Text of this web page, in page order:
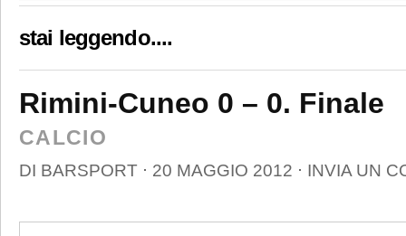
stai leggendo....
Rimini-Cuneo 0 – 0. Finale
CALCIO
DI BARSPORT ⋅ 20 MAGGIO 2012 ⋅ INVIA UN